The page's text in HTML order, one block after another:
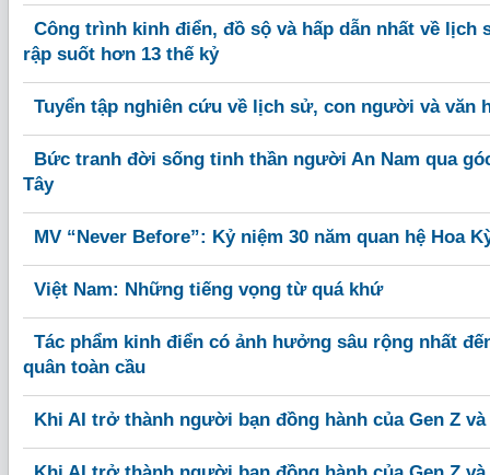
Công trình kinh điển, đồ sộ và hấp dẫn nhất về lịch
rập suốt hơn 13 thế kỷ
Tuyển tập nghiên cứu về lịch sử, con người và văn
Bức tranh đời sống tinh thần người An Nam qua
Tây
MV “Never Before”: Kỷ niệm 30 năm quan hệ Hoa
Việt Nam: Những tiếng vọng từ quá khứ
Tác phẩm kinh điển có ảnh hưởng sâu rộng nhất
quân toàn cầu
Khi AI trở thành người bạn đồng hành của Gen Z và